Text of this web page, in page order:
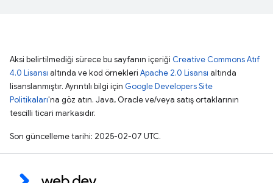
Aksi belirtilmediği sürece bu sayfanın içeriği Creative Commons Atıf
4.0 Lisansı altında ve kod örnekleri Apache 2.0 Lisansı altında
lisanslanmıştır. Ayrıntılı bilgi için Google Developers Site
Politikaları'na göz atın. Java, Oracle ve/veya satış ortaklarının
tescilli ticari markasıdır.
Son güncelleme tarihi: 2025-02-07 UTC.